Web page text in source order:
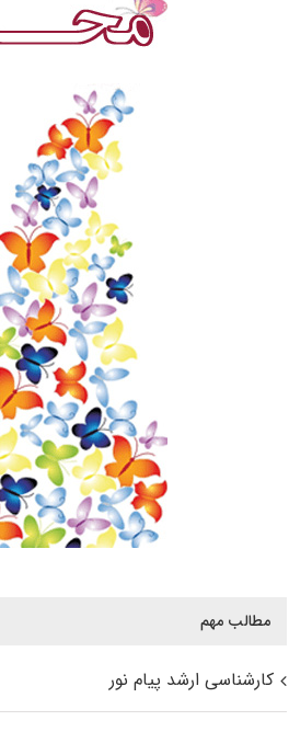
مطالب مهم
کارشناسی ارشد پیام نور